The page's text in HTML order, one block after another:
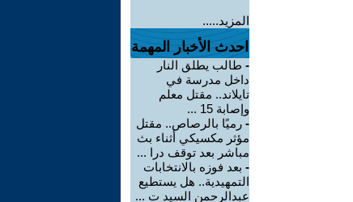
المزيد.....
احدث الأخبار المهمة
- طالب يطلق النار
داخل مدرسة في
تايلاند.. مقتل معلم
وإصابة 15 ...
- رميًا بالرصاص.. مقتل
مؤثر مكسيكي أثناء بث
مباشر بعد توقف درا ...
- بعد فوزه بالانتخابات
التمهيدية.. هل يستطيع
عبدالرحمن السيد ت ...